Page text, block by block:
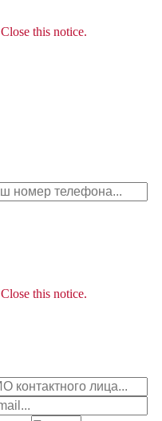
Close this notice.
Close this notice.